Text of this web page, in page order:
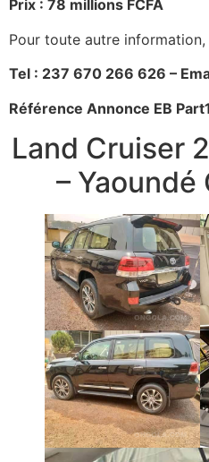
Prix : 78 millions FCFA
Pour toute autre
Tel : 237 670 266 626 –
Référence Annonce EB Part1
Land Cruiser
– Yaoundé